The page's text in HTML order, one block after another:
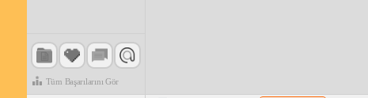
Tüm Başarılarını Gör